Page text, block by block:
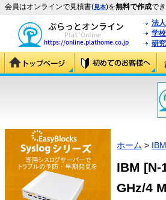
会員はオンラインで見積書(見本)を無料で作成で
法
学
研
ホーム > IBM
IBM [N-
GHz/4